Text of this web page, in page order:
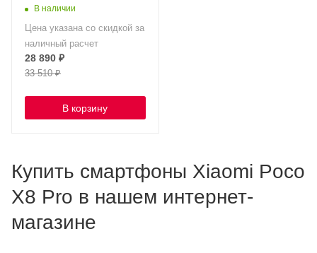
В наличии
Цена указана со скидкой за
наличный расчет
28 890 ₽
33 510₽
В корзину
Купить смартфоны Xiaomi Poco
X8 Pro в нашем интернет-
магазине